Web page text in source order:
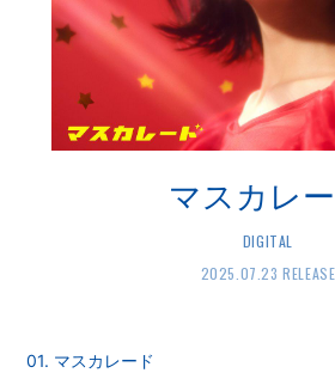
無料会員登録 ログイン
マスカレ
DIGITAL
2025.07.23 RELEASE
01. マスカレード